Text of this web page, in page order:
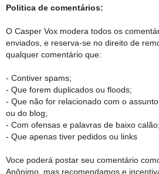
Politica de comentários:
O Casper Vox modera todos os
enviados, e reserva-se no direito de
qualquer comentário que:
- Contiver spams;
- Que forem duplicados ou floods;
- Que não for relacionado com o
ou do blog;
- Com ofensas e palavras de baixo calão;
- Que apenas tiver pedidos ou links
Voce poderá postar seu comentário
Anônimo, mas recomendamos e